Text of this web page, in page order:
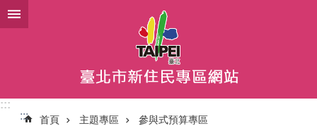
跳到主要內容區塊
:::
:::
首頁 主題專區
參與式預算專區